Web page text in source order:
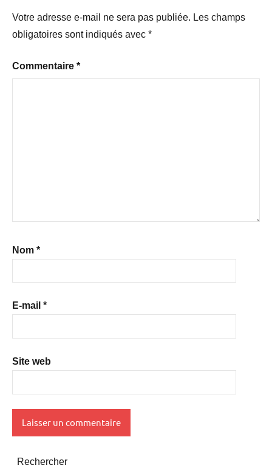
Votre adresse e-mail ne sera pas publiée. Les champs
obligatoires sont indiqués avec *
Commentaire *
Nom *
E-mail *
Site web
Rechercher